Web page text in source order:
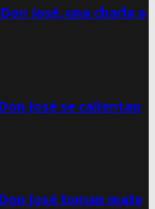
José, una charla a
José se calientan
José toman mate